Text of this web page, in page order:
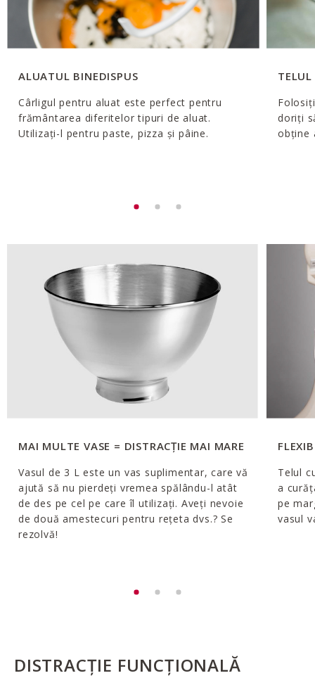
ALUATUL BINEDISPUS
Cârligul pentru aluat este perfect pentru
frământarea diferitelor tipuri de aluat.
Utilizați-l pentru paste, pizza și pâine.
doriți
obţine
MAI MULTE VASE = DISTRACȚIE MAI MARE
Vasul de 3 L este un vas suplimentar, care vă
ajută să nu pierdeți vremea spălându-l atât
de des pe cel pe care îl utilizați. Aveți nevoie
de două amestecuri pentru rețeta dvs.? Se
rezolvă!
Telul
a
pe
vasul
DISTRACȚIE FUNCȚIONALĂ